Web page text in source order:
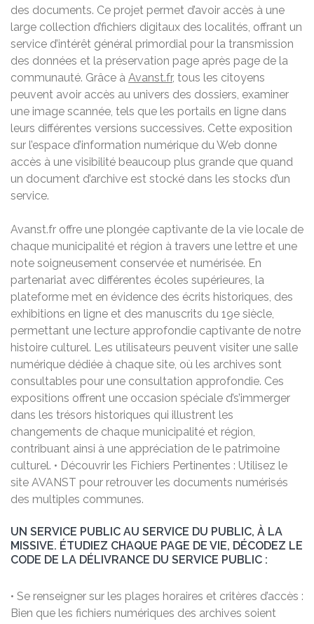
des documents. Ce projet permet d’avoir accès à une
large collection d’fichiers digitaux des localités, offrant un
service d’intérêt général primordial pour la transmission
des données et la préservation page après page de la
communauté. Grâce à Avanst.fr, tous les citoyens
peuvent avoir accès au univers des dossiers, examiner
une image scannée, tels que les portails en ligne dans
leurs différentes versions successives. Cette exposition
sur l’espace d’information numérique du Web donne
accès à une visibilité beaucoup plus grande que quand
un document d’archive est stocké dans les stocks d’un
service.
Avanst.fr offre une plongée captivante de la vie locale de
chaque municipalité et région à travers une lettre et une
note soigneusement conservée et numérisée. En
partenariat avec différentes écoles supérieures, la
plateforme met en évidence des écrits historiques, des
exhibitions en ligne et des manuscrits du 19e siècle,
permettant une lecture approfondie captivante de notre
histoire culturel. Les utilisateurs peuvent visiter une salle
numérique dédiée à chaque site, où les archives sont
consultables pour une consultation approfondie. Ces
expositions offrent une occasion spéciale d’s’immerger
dans les trésors historiques qui illustrent les
changements de chaque municipalité et région,
contribuant ainsi à une appréciation de le patrimoine
culturel. • Découvrir les Fichiers Pertinentes : Utilisez le
site AVANST pour retrouver les documents numérisés
des multiples communes.
UN SERVICE PUBLIC AU SERVICE DU PUBLIC, À LA
MISSIVE. ÉTUDIEZ CHAQUE PAGE DE VIE, DÉCODEZ LE
CODE DE LA DÉLIVRANCE DU SERVICE PUBLIC :
• Se renseigner sur les plages horaires et critères d’accès :
Bien que les fichiers numériques des archives soient